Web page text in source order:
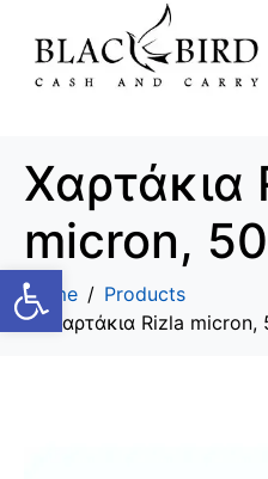
Ανοίξτε τη γραμμή εργαλείων
Χαρτάκια
micron,
Home
Products
Χαρτάκια Rizla